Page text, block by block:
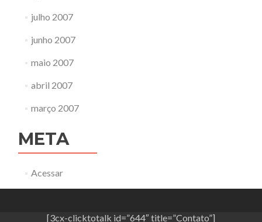
julho 2007
junho 2007
maio 2007
abril 2007
março 2007
META
Acessar
[3cx-clicktotalk id=”644″ title=”Contato”]